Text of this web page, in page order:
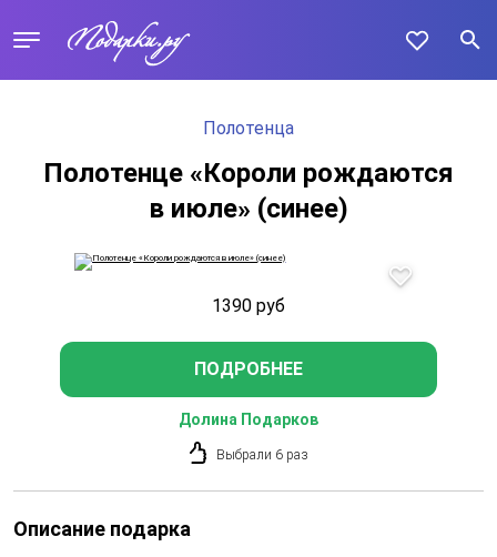
Полотенца
Полотенце «Короли рождаются
в июле» (синее)
1390 руб
ПОДРОБНЕЕ
Долина Подарков
Выбрали 6 раз
Описание подарка